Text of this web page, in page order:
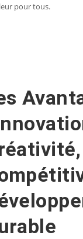
pour tous.